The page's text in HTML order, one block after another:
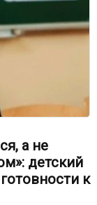
а не
детский
к